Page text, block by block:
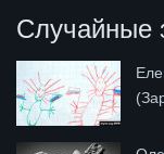
Случайные